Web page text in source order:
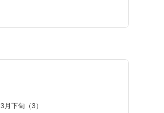
3月下旬（3）